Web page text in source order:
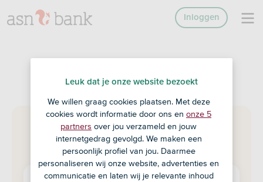
Inloggen
Leuk dat je onze website bezoekt
We willen graag cookies plaatsen. Met deze
cookies wordt informatie door ons en onze 5
partners over jou verzameld en jouw
internetgedrag gevolgd. We maken een
persoonlijk profiel van jou. Daarmee
personaliseren wij onze website, advertenties en
communicatie en laten wij je relevante inhoud